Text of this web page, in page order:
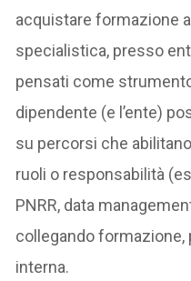
acquistare formazione
specialistica, presso
pensati come
dipendente (e l’ente)
su percorsi che
ruoli o responsabilità
PNRR, data
collegando
interna.